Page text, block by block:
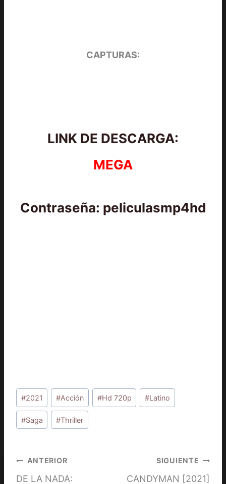
CAPTURAS:
LINK DE DESCARGA:
MEGA
Contraseña: peliculasmp4hd
Etiquetas
de
la
#2021 #Acción #Hd 720p #Latino
#Saga #Thriller
Navegación
ANTERIOR
DE LA NADA:
SIGUIENTE
CANDYMAN [2021]